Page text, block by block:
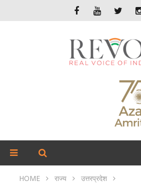
HOME राज्य
उत्तरप्रदेश